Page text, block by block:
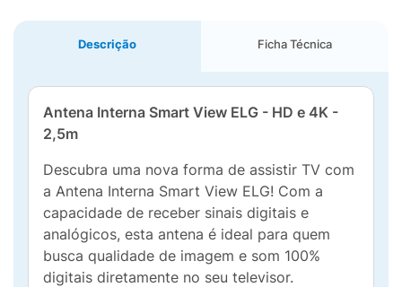
Descrição Ficha Técnica
Antena Interna Smart View ELG - HD e 4K -
2,5m
Descubra uma nova forma de assistir TV com
a Antena Interna Smart View ELG! Com a
capacidade de receber sinais digitais e
analógicos, esta antena é ideal para quem
busca qualidade de imagem e som 100%
digitais diretamente no seu televisor.